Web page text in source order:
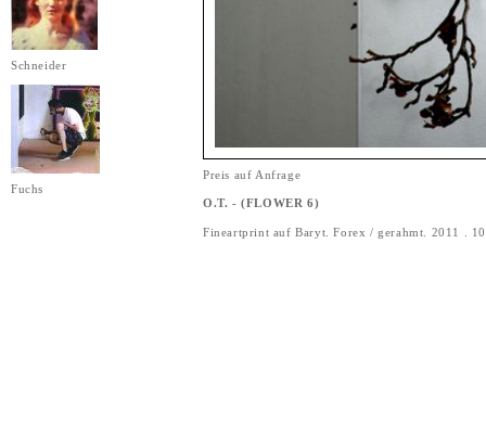
Schneider
Fuchs
Preis auf Anfrage
O.T. - (FLOWER 6)
Fineartprint auf Baryt. Forex / gerahmt. 2011 .